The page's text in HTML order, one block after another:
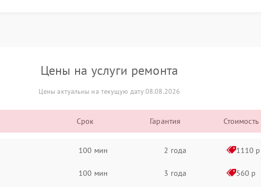
Цены на услуги ремонта
Цены актуальны на текущую дату 08.08.2026
Срок Гарантия Стоимость
100 мин 2 года 1110 р
100 мин 3 года 560 р